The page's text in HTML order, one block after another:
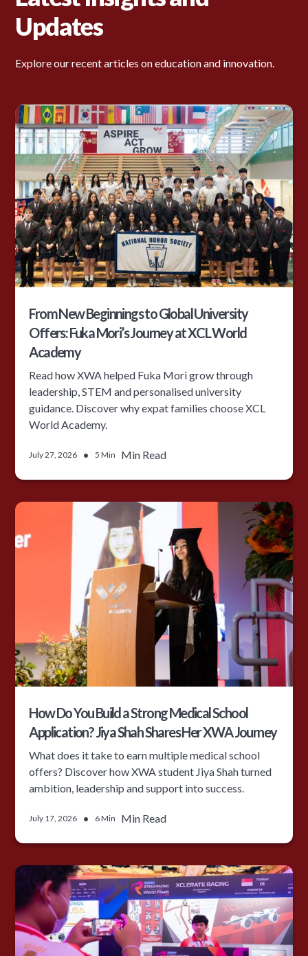
Updates
Explore our recent articles on education and innovation.
From New Beginnings to Global University
Offers: Fuka Mori’s Journey at XCL World
Academy
Read how XWA helped Fuka Mori grow through
leadership, STEM and personalised university
guidance. Discover why expat families choose XCL
World Academy.
July 27, 2026 • 5 Min Min Read
How Do You Build a Strong Medical School
Application? Jiya Shah Shares Her XWA Journey
What does it take to earn multiple medical school
offers? Discover how XWA student Jiya Shah turned
ambition, leadership and support into success.
July 17, 2026 • 6 Min Min Read